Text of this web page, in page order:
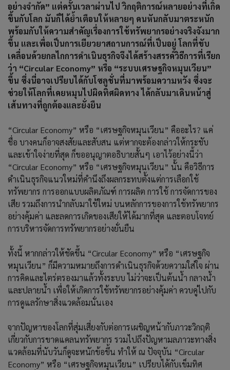
อย่างจำกัด” แต่ครั้นเวลาผ่านไป วิกฤติการณ์หลายอย่างที่เกิด
ขึ้นกับโลก มันก็ได้ย้ำเตือนให้หลายๆ คนหันกลับมาตระหนัก
พร้อมกับให้ความสำคัญเรื่องการใช้ทรัพยากรอย่างจริงจังมาก
ขึ้น และเพื่อเป็นการเยียวยาสถานการณ์ที่เป็นอยู่ โลกที่ขับ
เคลื่อนด้วยกลไกการดำเนินธุรกิจจึงได้สร้างสรรค์วิธีการที่เรียก
ว่า “Circular Economy” หรือ “ระบบเศรษฐกิจหมุนเวียน”
ขึ้น ซึ่งนี่อาจเปรียบได้กับโซลูชั่นที่มาพร้อมความหวัง ซึ่งจะ
ช่วยให้โลกที่เคยหมุนไปผิดทิศผิดทาง ได้กลับมาเดินหน้าสู่
เส้นทางที่ถูกต้องและยั่งยืน
“Circular Economy” หรือ “เศรษฐกิจหมุนเวียน” คืออะไร? แค่
ชื่อ บางคนก็อาจสงสัยและสับสน แต่หากจะต้องกล่าวให้กระชับ
และเข้าใจง่ายที่สุด ก็ขออนุญาตอธิบายสั้นๆ เอาไว้อย่างนี้ว่า
“Circular Economy” หรือ “เศรษฐกิจหมุนเวียน” นั้น คือวิธีการ
ดำเนินธุรกิจแนวใหม่ที่คำนึงถึงผลกระทบตั้งแต่การเลือกใช้
ทรัพยากร การออกแบบผลิตภัณฑ์ การผลิต การใช้ การจัดการของ
เสีย รวมถึงการนำกลับมาใช้ใหม่ บนหลักการของการใช้ทรัพยากร
อย่างคุ้มค่า และลดการเกิดของเสียให้ได้มากที่สุด และตอบโจทย์
การบริหารจัดการทรัพยากรอย่างยั่นยืน
ทั้งนี้ หากกล่าวให้ชัดขึ้น “Circular Economy” หรือ “เศรษฐกิจ
หมุนเวียน” ก็มีความหมายถึงการดำเนินธุรกิจด้วยความใส่ใจ ผ่าน
การคิดและไตร่ตรองมาแล้วทั้งระบบ ไม่ว่าจะเป็นต้นน้ำ กลางน้ำ
และปลายน้ำ เพื่อให้เกิดการใช้ทรัพยากรอย่างคุ้มค่า ควบคู่ไปกับ
การดูแลรักษาสิ่งแวดล้อมนั่นเอง
จากปัญหาของโลกที่สุ่มเสี่ยงกับต่อการเผชิญหน้ากับภาวะวิกฤติ
เกี่ยวกับการขาดแคลนทรัพยากร รวมไปถึงปัญหามลภาวะทางสิ่ง
แวดล้อมที่นับวันก็ดูจะหนักข้อขึ้น ทำให้ ณ ปัจจุบัน “Circular
Economy” หรือ “เศรษฐกิจหมุนเวียน” เปรียบได้กับเข็มทิศ